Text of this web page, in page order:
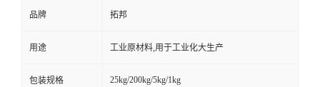
品牌 拓邦
用途 工业原材料,用于工业化大生产
包装规格 25kg/200kg/5kg/1kg